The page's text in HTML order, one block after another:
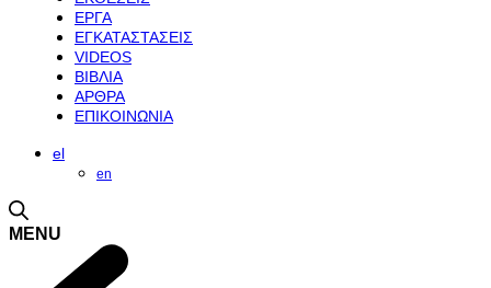
ΕΡΓΑ
ΕΓΚΑΤΑΣΤΑΣΕΙΣ
VIDEOS
ΒΙΒΛΙΑ
ΑΡΘΡΑ
ΕΠΙΚΟΙΝΩΝΙΑ
el
en
MENU